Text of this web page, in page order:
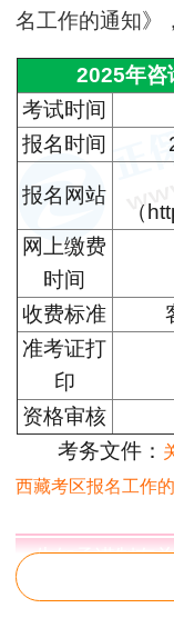
名工作的通知》
2025年咨
考试时间
报名时间
报名网站
（
网上缴费
时间
收费标准
准考证打
印
资格审核
考务文件：
西藏考区报名工作
告知承诺制有
咨询工程师（